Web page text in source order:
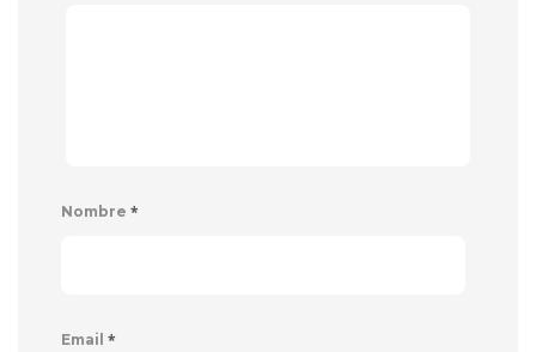
Nombre *
Email *